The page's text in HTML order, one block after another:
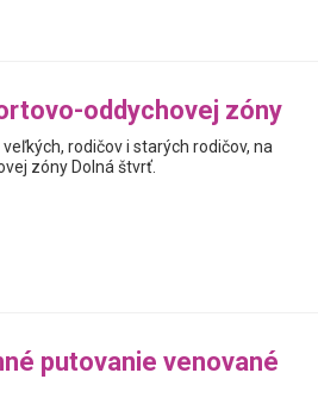
oddychovej zóny
rodičov i starých rodičov, na
zóny Dolná štvrť.
putovanie venované